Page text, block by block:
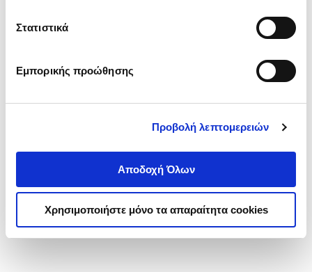
Στατιστικά
Εμπορικής προώθησης
Προβολή λεπτομερειών
Αποδοχή Όλων
Χρησιμοποιήστε μόνο τα απαραίτητα cookies